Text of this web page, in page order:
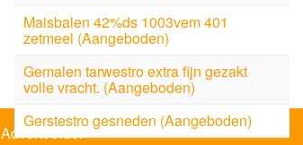
Adverteerder
Maisbalen 42%ds 1003vem 401
zetmeel (Aangeboden)
Gemalen tarwestro extra fijn gezakt
volle vracht. (Aangeboden)
Gerstestro gesneden (Aangeboden)